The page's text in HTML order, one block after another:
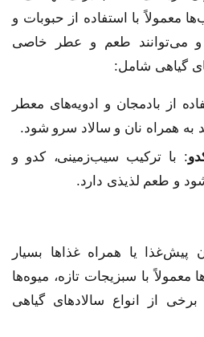
معمولاً با استفاده از حبوبات و
و می‌توانند طعم و عطر خاصی
گیاهی شامل:
از بادمجان و ادویه‌های معطر
به همراه نان و سالاد سرو شود.
: با ترکیب سیب‌زمینی، کدو و
و طعم لذیذی دارد.
پیش‌غذا یا همراه غذاها بسیار
با سبزیجات تازه، میوه‌ها
از انواع سالادهای گیاهی